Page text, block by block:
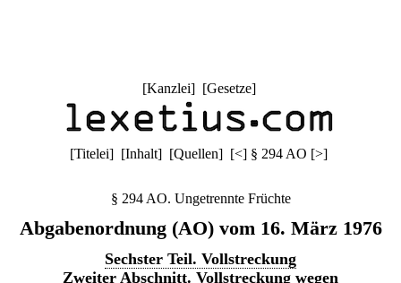
[Kanzlei] [Gesetze]
[Titelei] [Inhalt] [Quellen] [<] § 294 AO [>]
§ 294 AO. Ungetrennte Früchte
Abgabenordnung (AO) vom 16. März 1976
Sechster Teil. Vollstreckung
Zweiter Abschnitt. Vollstreckung wegen